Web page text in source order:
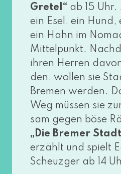
Gretel“ ab 15 Uhr.
ein Esel, ein Hund,
ein Hahn im
Mittelpunkt.
ihren Herren
den, wol­len sie
Bremen wer­den.
Weg müs­sen sie
sam gegen böse
„Die Bremer
erzählt und spielt
Scheuzger ab 14